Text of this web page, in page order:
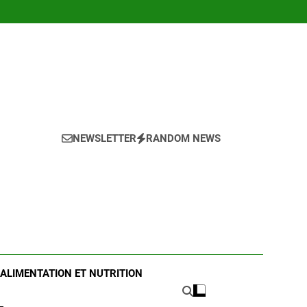
NEWSLETTER RANDOM NEWS
ALIMENTATION ET NUTRITION